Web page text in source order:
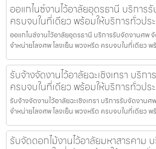
ออแกไนซ์งานไว้อาลัยอุดรธานี บริการ
ครบจบในที่เดียว พร้อมให้บริการทั่วปร
ออแกไนซ์งานไว้อาลัยอุดรธานี บริการรับจัดงานศพ
จำหน่ายโลงศพ โลงเย็น พวงหรีด ครบจบในที่เดียว พ
รับจ้างจัดงานไว้อาลัยฉะเชิงเทรา บริก
ครบจบในที่เดียว พร้อมให้บริการทั่วปร
รับจ้างจัดงานไว้อาลัยฉะเชิงเทรา บริการรับจัดงาน
จำหน่ายโลงศพ โลงเย็น พวงหรีด ครบจบในที่เดียว พ
รับจัดดอกไม้งานไว้อาลัยมหาสารคาม